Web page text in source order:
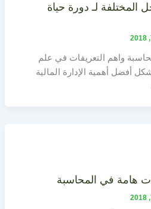
المختلفة لـ دورة حياة
واهم التعريفات في علم
أفضل أهمية الإدارة المالية
هامة في المحاسبة